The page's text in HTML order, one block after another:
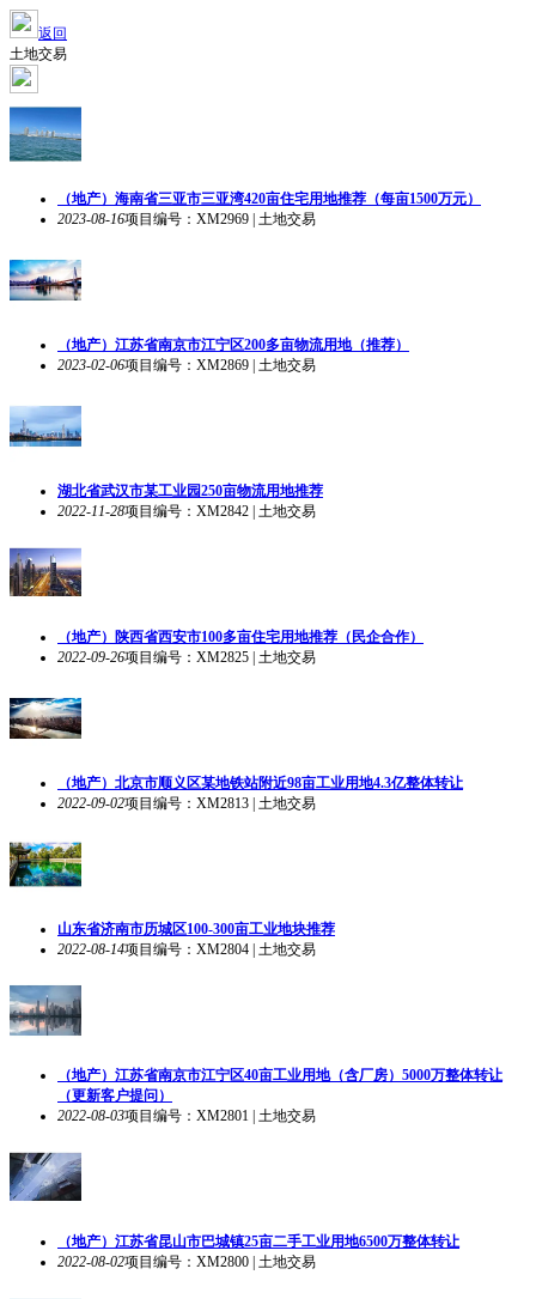
返回
土地交易
（地产）海南省三亚市三亚湾420亩住宅用地推荐（每亩1500万元）
2023-08-16项目编号：XM2969 | 土地交易
（地产）江苏省南京市江宁区200多亩物流用地（推荐）
2023-02-06项目编号：XM2869 | 土地交易
湖北省武汉市某工业园250亩物流用地推荐
2022-11-28项目编号：XM2842 | 土地交易
（地产）陕西省西安市100多亩住宅用地推荐（民企合作）
2022-09-26项目编号：XM2825 | 土地交易
（地产）北京市顺义区某地铁站附近98亩工业用地4.3亿整体转让
2022-09-02项目编号：XM2813 | 土地交易
山东省济南市历城区100-300亩工业地块推荐
2022-08-14项目编号：XM2804 | 土地交易
（地产）江苏省南京市江宁区40亩工业用地（含厂房）5000万整体转让
（更新客户提问）
2022-08-03项目编号：XM2801 | 土地交易
（地产）江苏省昆山市巴城镇25亩二手工业用地6500万整体转让
2022-08-02项目编号：XM2800 | 土地交易